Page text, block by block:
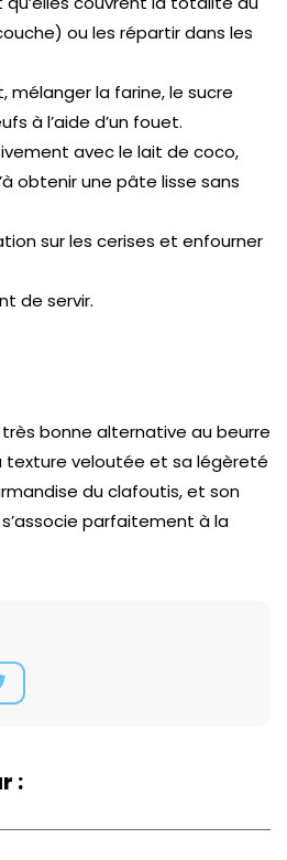
ou les répartir dans les
mélanger la farine, le sucre
à l’aide d’un fouet.
avec le lait de coco,
obtenir une pâte lisse sans
sur les cerises et enfourner
de servir.
bonne alternative au beurre
texture veloutée et sa légèreté
du clafoutis, et son
parfaitement à la
: